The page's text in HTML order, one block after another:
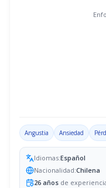
Angustia Ansiedad
Idiomas:Español
Nacionalidad:Chilena
26 años de